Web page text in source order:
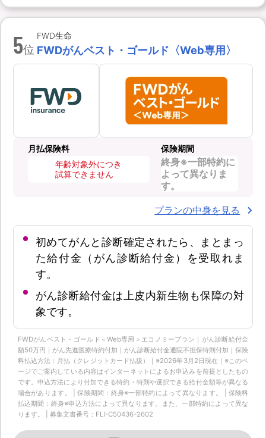
5位
FWD生命
FWDがんベスト・ゴールド〈Web専用〉
月払保険料
年齢対象外につき
試算できません
保険期間
終身※一部特約に
よって異なりま
す。
プランの中身を見る
初めてがんと診断確定されたら、まとまっ
た給付金（がん診断給付金）を受取れま
す。
がん診断給付金は上皮内新生物も保障の対
象です。
FWDがんベスト・ゴールド＜Web専用＞エコノミープラン｜がん診断給付金
額50万円｜がん先進医療特約付加｜がん診断給付金通院不担保特則付加｜保険
料払込方法：月払（クレジットカード払扱）｜※2026年3月2日現在｜※このペ
ージでご案内している内容はインターネットによるお申込みを前提としたもの
です。申込方法により付加できる特約・特則や選択できる給付金額等が異なる
場合があります。 | 保険期間：終身※一部特約によって異なります。 | 保険料
払込期間：終身※申込方法によって異なります。また、一部特約によって異な
ります。 | 募集文書番号：FLI-C50436-2602